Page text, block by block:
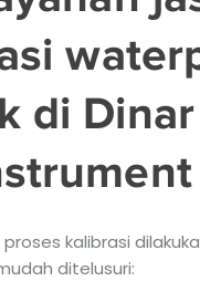
di Dinar
kalibrasi
ditelusuri: